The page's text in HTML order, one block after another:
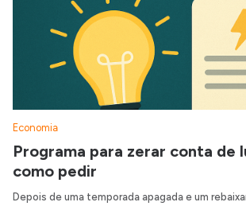
Economia
Programa para zerar conta de
como pedir
Depois de uma temporada apagada e um